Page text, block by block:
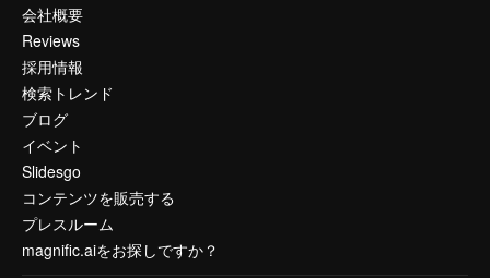
会社概要
Reviews
採用情報
検索トレンド
ブログ
イベント
Slidesgo
コンテンツを販売する
プレスルーム
magnific.aiをお探しですか？